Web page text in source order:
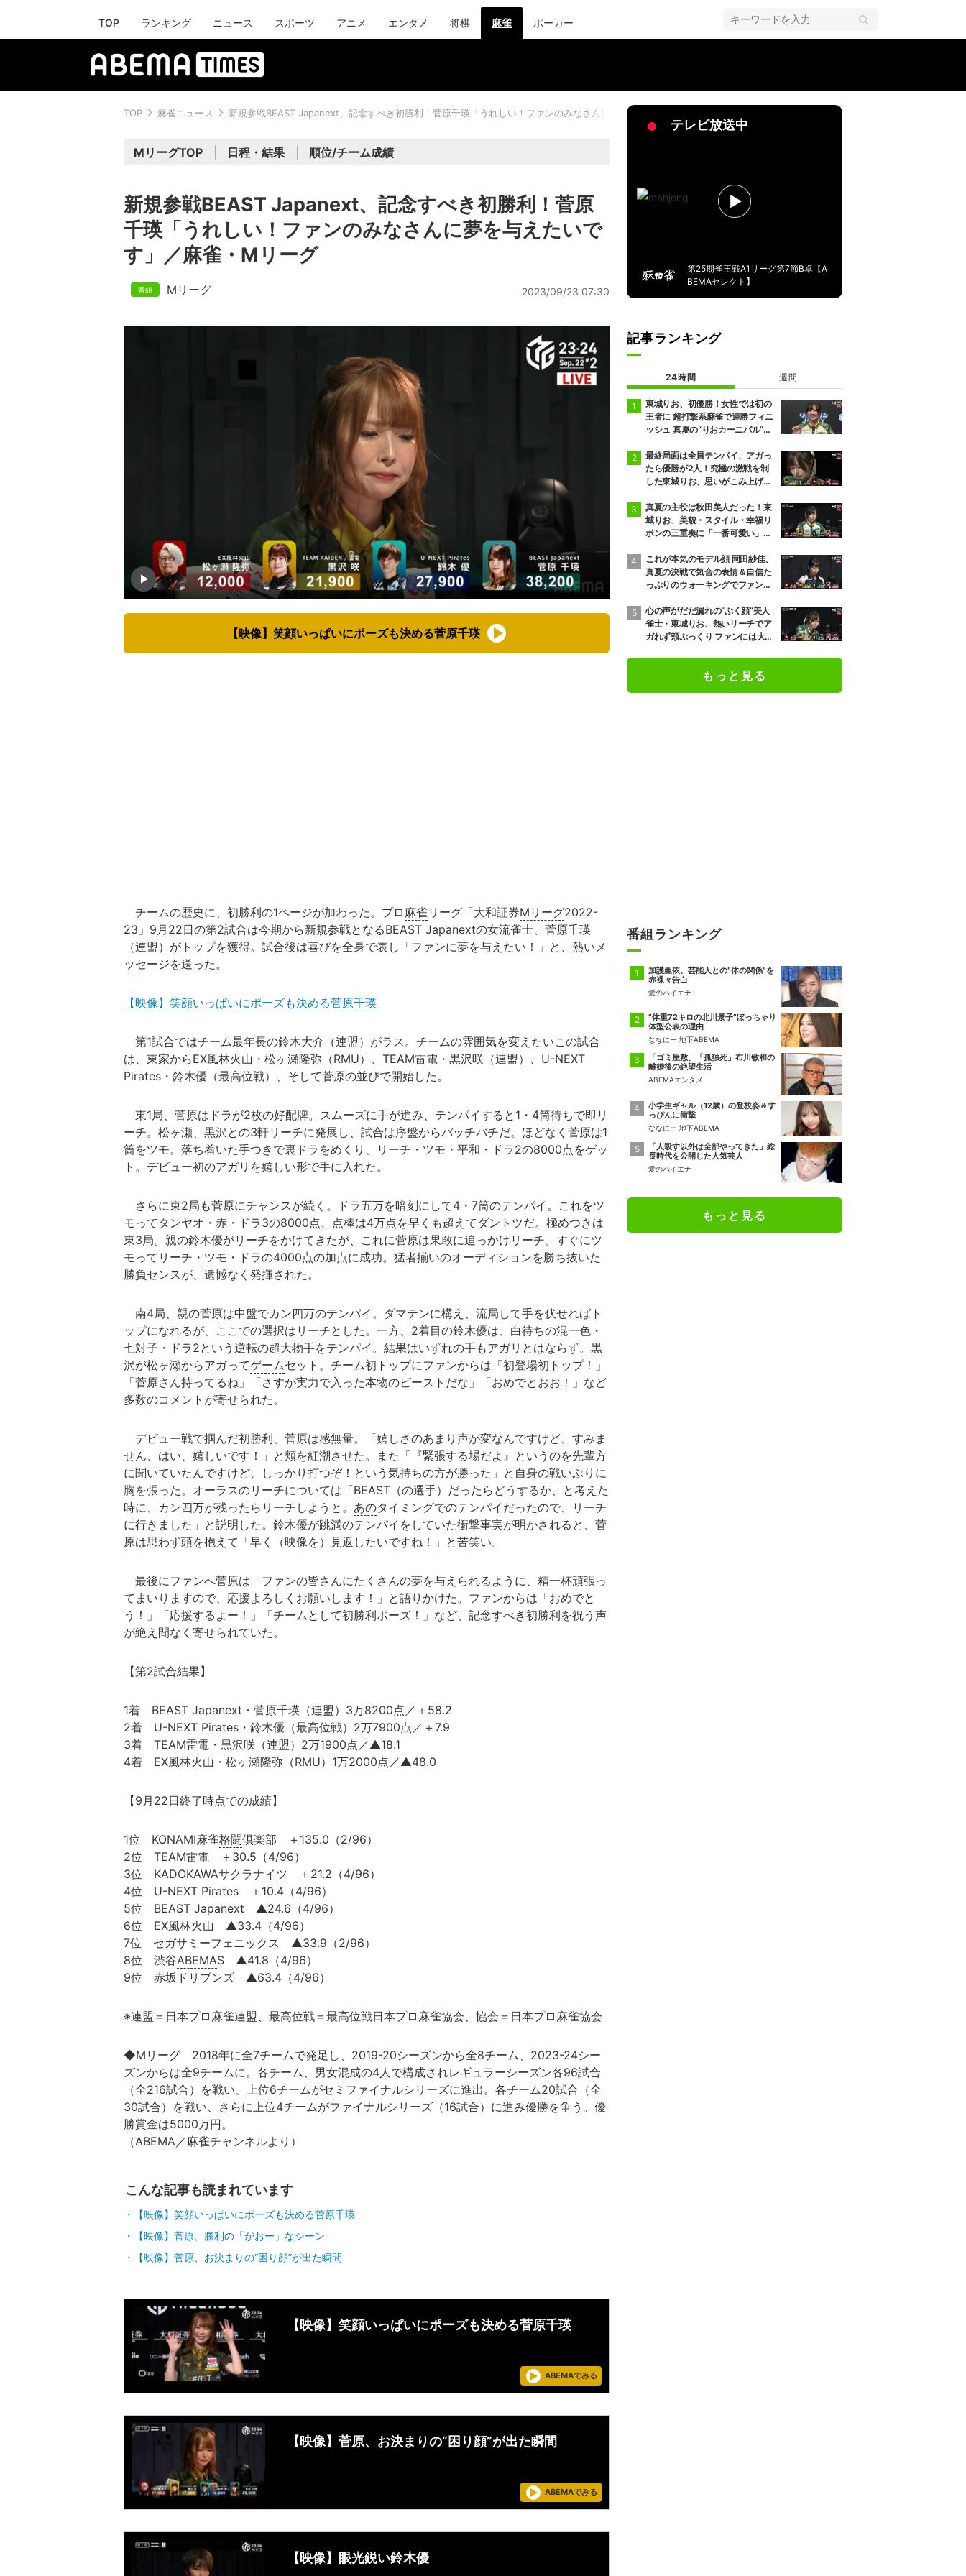
TOP ランキング ニュース スポーツ アニメ エンタメ 将棋 麻雀 ポーカー
TOP 麻雀ニュース 新規参戦BEAST Japanext、記念すべき初勝利！菅原千瑛「うれしい！ファンのみなさんに夢を与えたいです」／麻雀・Mリーグ
MリーグTOP 日程・結果 順位/チーム成績
新規参戦BEAST Japanext、記念すべき初勝利！菅原
千瑛「うれしい！ファンのみなさんに夢を与えたいで
す」／麻雀・Mリーグ
Mリーグ 2023/09/23 07:30
【映像】笑顔いっぱいにポーズも決める菅原千瑛
チームの歴史に、初勝利の1ページが加わった。プロ 麻雀 リーグ「大和証券Mリーグ2022-
23」9月22日の第2試合は今期から新規参戦となるBEAST Japanextの女流雀士、菅原千瑛
（連盟）がトップを獲得。試合後は喜びを全身で表し「ファンに夢を与えたい！」と、熱いメ
ッセージを送った。
【映像】笑顔いっぱいにポーズも決める菅原千瑛
第1試合ではチーム最年長の鈴木大介（連盟）がラス。チームの雰囲気を変えたいこの試合
は、東家からEX風林火山・松ヶ瀬隆弥（RMU）、TEAM雷電・黒沢咲（連盟）、U-NEXT
Pirates・鈴木優（最高位戦）、そして菅原の並びで開始した。
東1局、菅原はドラが2枚の好配牌。スムーズに手が進み、テンパイすると1・4筒待ちで即リ
ーチ。松ヶ瀬、黒沢との3軒リーチに発展し、試合は序盤からバッチバチだ。ほどなく菅原は1
筒をツモ。落ち着いた手つきで裏ドラをめくり、リーチ・ツモ・平和・ドラ2の8000点をゲッ
ト。デビュー初のアガリを嬉しい形で手に入れた。
さらに東2局も菅原にチャンスが続く。ドラ五万を暗刻にして4・7筒のテンパイ。これをツ
モってタンヤオ・赤・ドラ3の8000点、点棒は4万点を早くも超えてダントツだ。極めつきは
東3局。親の鈴木優がリーチをかけてきたが、これに菅原は果敢に追っかけリーチ。すぐにツ
モってリーチ・ツモ・ドラの4000点の加点に成功。猛者揃いのオーディションを勝ち抜いた
勝負センスが、遺憾なく発揮された。
南4局、親の菅原は中盤でカン四万のテンパイ。ダマテンに構え、流局して手を伏せればト
ップになれるが、ここでの選択はリーチとした。一方、2着目の鈴木優は、白待ちの混一色・
七対子・ドラ2という逆転の超大物手をテンパイ。結果はいずれの手もアガリとはならず。黒
沢が松ヶ瀬からアガってゲームセット。チーム初トップにファンからは「初登場初トップ！」
「菅原さん持ってるね」「さすが実力で入った本物のビーストだな」「おめでとおお！」など
多数のコメントが寄せられた。
デビュー戦で掴んだ初勝利、菅原は感無量。「嬉しさのあまり声が変なんですけど、すみま
せん、はい、嬉しいです！」と頬を紅潮させた。また「『緊張する場だよ』というのを先輩方
に聞いていたんですけど、しっかり打つぞ！という気持ちの方が勝った」と自身の戦いぶりに
胸を張った。オーラスのリーチについては「BEAST（の選手）だったらどうするか、と考えた
時に、カン四万が残ったらリーチしようと。 あのタイミングでのテンパイだったので、リーチ
に行きました」と説明した。鈴木優が跳満のテンパイをしていた衝撃事実が明かされると、菅
原は思わず頭を抱えて「早く（映像を）見返したいですね！」と苦笑い。
最後にファンへ菅原は「ファンの皆さんにたくさんの夢を与えられるように、精一杯頑張っ
てまいりますので、応援よろしくお願いします！」と語りかけた。ファンからは「おめでと
う！」「応援するよー！」「チームとして初勝利ポーズ！」など、記念すべき初勝利を祝う声
が絶え間なく寄せられていた。
【第2試合結果】
1着 BEAST Japanext・菅原千瑛（連盟）3万8200点／＋58.2
2着 U-NEXT Pirates・鈴木優（最高位戦）2万7900点／＋7.9
3着 TEAM雷電・黒沢咲（連盟）2万1900点／▲18.1
4着 EX風林火山・松ヶ瀬隆弥（RMU）1万2000点／▲48.0
【9月22日終了時点での成績】
1位 KONAMI麻雀格闘倶楽部 ＋135.0（2/96）
2位 TEAM雷電 ＋30.5（4/96）
3位 KADOKAWAサクラナイツ ＋21.2（4/96）
4位 U-NEXT Pirates ＋10.4（4/96）
5位 BEAST Japanext ▲24.6（4/96）
6位 EX風林火山 ▲33.4（4/96）
7位 セガサミーフェニックス ▲33.9（2/96）
8位 渋谷ABEMAS ▲41.8（4/96）
9位 赤坂ドリブンズ ▲63.4（4/96）
※連盟＝日本プロ麻雀連盟、最高位戦＝最高位戦日本プロ麻雀協会、協会＝日本プロ麻雀協会
◆Mリーグ 2018年に全7チームで発足し、2019-20シーズンから全8チーム、2023-24シー
ズンからは全9チームに。各チーム、男女混成の4人で構成されレギュラーシーズン各96試合
（全216試合）を戦い、上位6チームがセミファイナルシリーズに進出。各チーム20試合（全
30試合）を戦い、さらに上位4チームがファイナルシリーズ（16試合）に進み優勝を争う。優
勝賞金は5000万円。
（ABEMA／麻雀チャンネルより）
こんな記事も読まれています
【映像】笑顔いっぱいにポーズも決める菅原千瑛
【映像】菅原、勝利の「がおー」なシーン
【映像】菅原、お決まりの“困り顔”が出た瞬間
【映像】笑顔いっぱいにポーズも決める菅原千瑛
ABEMAでみる
【映像】菅原、お決まりの“困り顔”が出た瞬間
ABEMAでみる
【映像】眼光鋭い鈴木優
テレビ放送中
第25期雀王戦A1リーグ第7節B卓【A
BEMAセレクト】
記事ランキング
24時間 週間
東城りお、初優勝！女性では初の
王者に 超打撃系麻雀で連勝フィニ
ッシュ 真夏の“りおカーニバル”が
ト
最終局面は全員テンパイ、アガっ
たら優勝が2人！究極の激戦を制
した東城りお、思いがこみ上げる
た」「完全勝利！」／麻雀・Mト
ーナメント
真夏の主役は秋田美人だった！東
城りお、美貌・スタイル・幸福リ
ボンの三重奏に「一番可愛い」の
これが本気のモデル顔 岡田紗佳、
真夏の決戦で気合の表情＆自信た
っぷりのウォーキングでファン魅
やろww」／麻雀・Mトーナメン
ト
心の声がだだ漏れの“ぷく顔”美人
雀士・東城りお、熱いリーチでア
ガれず頬ぷっくり ファンには大好
もっと見る
番組ランキング
加護亜依、芸能人との“体の関係”を
赤裸々告白
愛のハイエナ
“体重72キロの北川景子”ぽっちゃり
体型公表の理由
ななにー 地下ABEMA
「ゴミ屋敷」「孤独死」布川敏和の
離婚後の絶望生活
ABEMAエンタメ
小学生ギャル（12歳）の登校姿＆す
っぴんに衝撃
ななにー 地下ABEMA
「人殺す以外は全部やってきた」総
長時代を公開した人気芸人
愛のハイエナ
もっと見る